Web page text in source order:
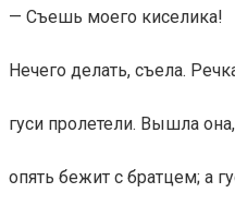
— Съешь моего киселика!
Нечего делать, съела.
гуси пролетели. Вышла
опять бежит с братцем; а